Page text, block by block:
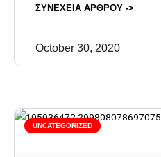
ΣΥΝΕΧΕΙΑ ΑΡΘΡΟΥ ->
October 30, 2020
UNCATEGORIZED